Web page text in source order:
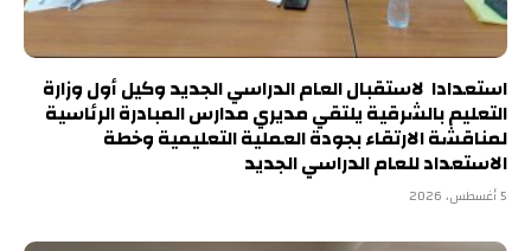
استعدادا لاستقبال العام الدراسي الجديد وكيل أول وزارة
التعليم بالشرقية يلتقي مديري مدارس المبادرة الرئاسية
لمناقشة الارتقاء بجودة العملية التعليمية وخطة
الاستعداد للعام الدراسي الجديد
5 أغسطس، 2026